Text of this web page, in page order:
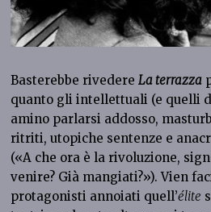
Basterebbe rivedereLa terrazza
quanto gli intellettuali (e quelli
amino parlarsi addosso,
ritriti, utopiche sentenze e
(«A che ora è la rivoluzione,
venire? Già mangiati?»). Vien
protagonisti annoiati quell’élite